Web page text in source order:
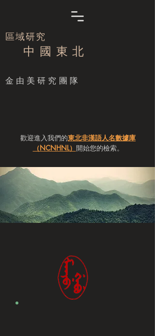
區域研究
中 國 東 北
​金由美研究團隊
歡迎進入我們的東北非漢語人名數據庫
（NCNHNL） 開始您的檢索。